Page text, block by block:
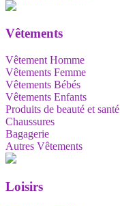
Vêtements
Vêtement Homme
Vêtements Femme
Vêtements Bébés
Vêtements Enfants
Produits de beauté et santé
Chaussures
Bagagerie
Autres Vêtements
Loisirs